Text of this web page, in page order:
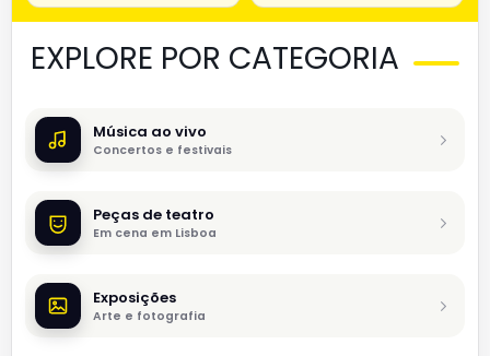
EXPLORE POR CATEGORIA
Música ao vivo
Concertos e festivais
Peças de teatro
Em cena em Lisboa
Exposições
Arte e fotografia